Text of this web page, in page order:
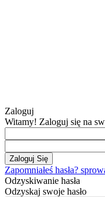
Zaloguj
Witamy! Zaloguj się na
Zapomniałeś hasła?
Odzyskiwanie hasła
Odzyskaj swoje hasło